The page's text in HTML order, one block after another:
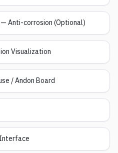
Anti-corrosion (Optional)
Visualization
/ Andon Board